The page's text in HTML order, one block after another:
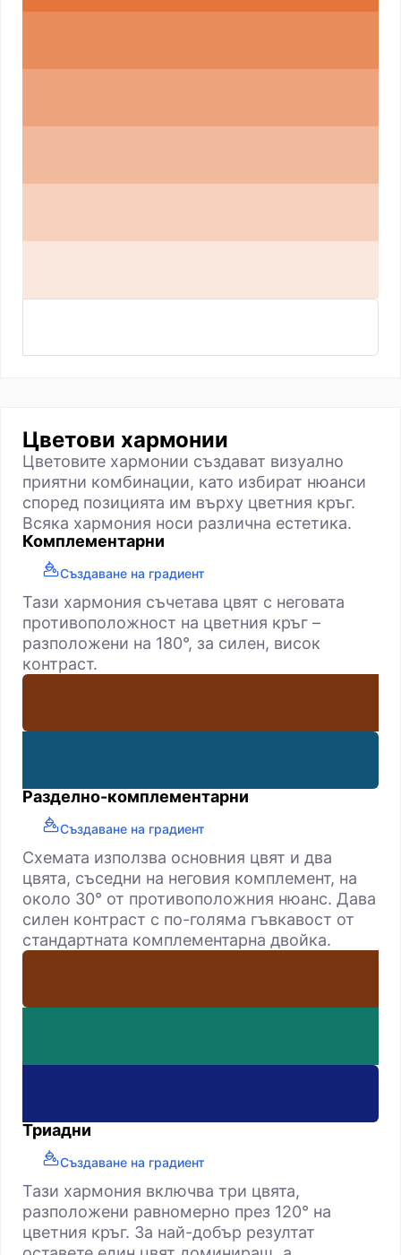
Цветови хармонии
Цветовите хармонии създават визуално
приятни комбинации, като избират нюанси
според позицията им върху цветния кръг.
Всяка хармония носи различна естетика.
Комплементарни
Създаване на градиент
Тази хармония съчетава цвят с неговата
противоположност на цветния кръг –
разположени на 180°, за силен, висок
контраст.
Разделно-комплементарни
Създаване на градиент
Схемата използва основния цвят и два
цвята, съседни на неговия комплемент, на
около 30° от противоположния нюанс. Дава
силен контраст с по-голяма гъвкавост от
стандартната комплементарна двойка.
Триадни
Създаване на градиент
Тази хармония включва три цвята,
разположени равномерно през 120° на
цветния кръг. За най-добър резултат